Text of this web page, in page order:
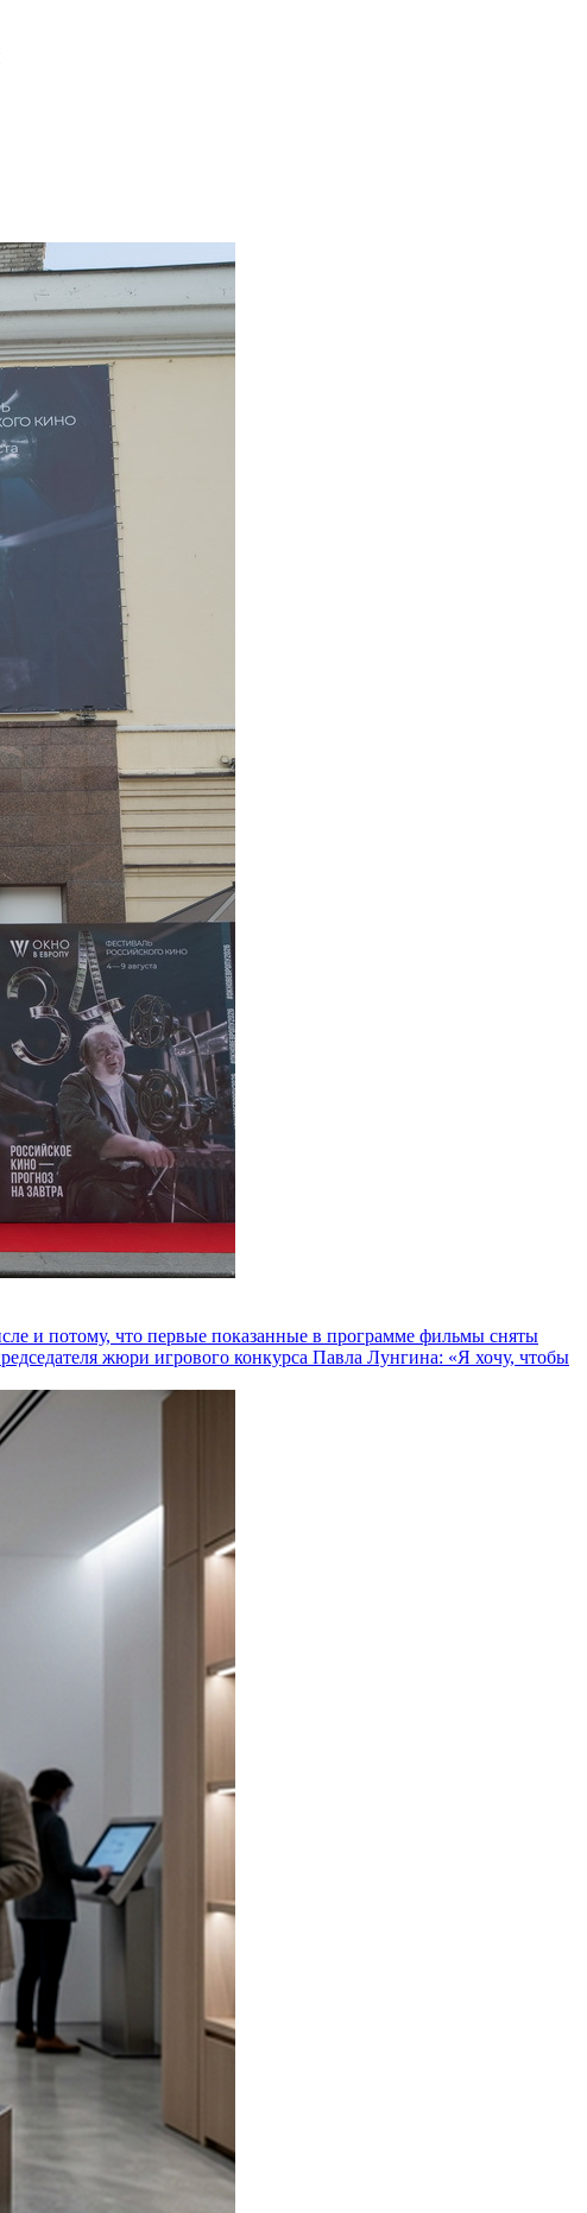
и потому, что первые показанные в программе фильмы сняты
жюри игрового конкурса Павла Лунгина: «Я хочу, чтобы